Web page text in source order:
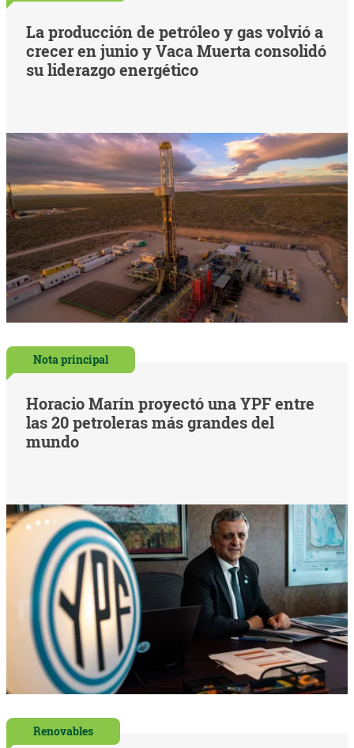
La producción de petróleo y gas volvió a
crecer en junio y Vaca Muerta consolidó
su liderazgo energético
Nota principal
Horacio Marín proyectó una YPF entre
las 20 petroleras más grandes del
mundo
Renovables